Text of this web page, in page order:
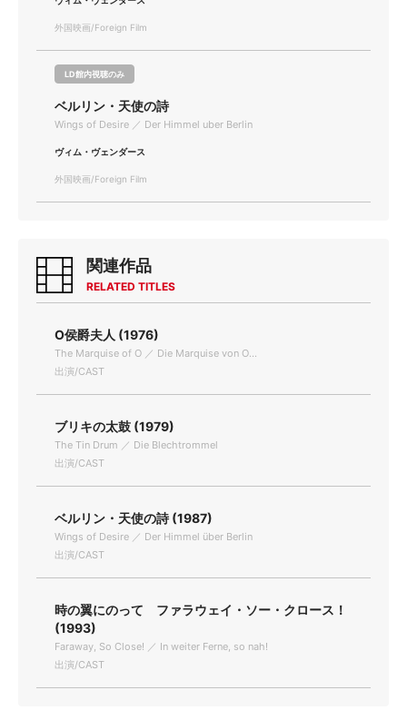
外国映画/Foreign Film
LD館内視聴のみ
ベルリン・天使の詩
Wings of Desire ／ Der Himmel uber Berlin
ヴィム・ヴェンダース
外国映画/Foreign Film
関連作品
RELATED TITLES
O侯爵夫人 (1976)
The Marquise of O ／ Die Marquise von O...
出演/CAST
ブリキの太鼓 (1979)
The Tin Drum ／ Die Blechtrommel
出演/CAST
ベルリン・天使の詩 (1987)
Wings of Desire ／ Der Himmel über Berlin
出演/CAST
時の翼にのって ファラウェイ・ソー・クロース！
(1993)
Faraway, So Close! ／ In weiter Ferne, so nah!
出演/CAST